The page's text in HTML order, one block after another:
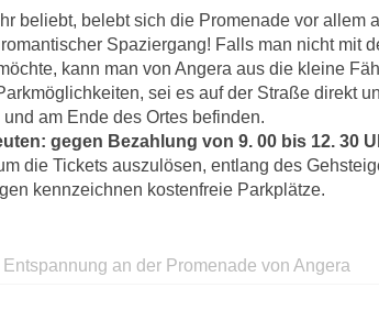
beliebt, belebt sich die Promenade vor allem
Spaziergang! Falls man nicht mit
kann man von Angera aus die kleine
sei es auf der Straße direkt
am Ende des Ortes befinden.
gegen Bezahlung von 9. 00 bis 12. 30
die Tickets auszulösen, entlang des
kennzeichnen kostenfreie Parkplätze.
Entspannung an der Promenade von Angera